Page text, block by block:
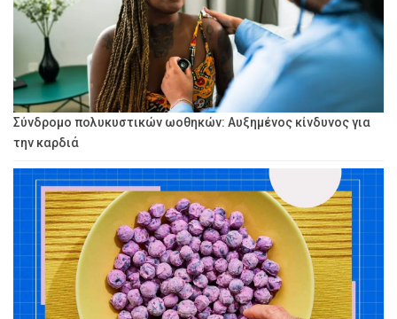
Σύνδρομο πολυκυστικών ωοθηκών: Αυξημένος κίνδυνος για
την καρδιά